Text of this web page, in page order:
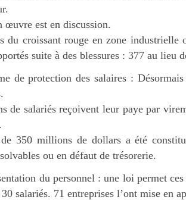
œuvre est en discussion.
du croissant rouge en zone industrielle
suite à des blessures : 377 au lieu
de protection des salaires :
de salariés reçoivent leur paye par
350 millions de dollars a été
ou en défaut de trésorerie.
du personnel : une loi permet
salariés. 71 entreprises l’ont mise en